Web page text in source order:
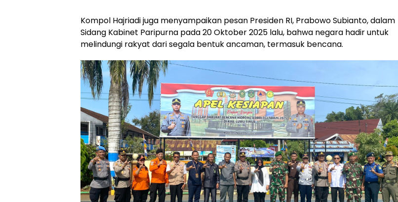
Kompol Hajriadi juga menyampaikan pesan Presiden RI, Prabowo Subianto, dalam
Sidang Kabinet Paripurna pada 20 Oktober 2025 lalu, bahwa negara hadir untuk
melindungi rakyat dari segala bentuk ancaman, termasuk bencana.